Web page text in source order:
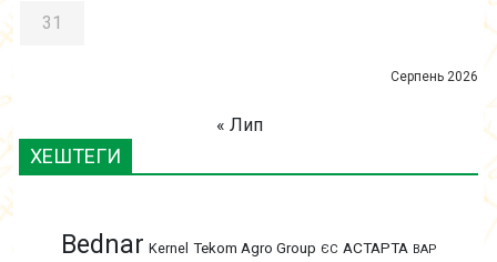
Серпень 2026
31
« Лип
ХЕШТЕГИ
Bednar Kernel Tekom Agro Group ЄС АСТАРТА ВАР